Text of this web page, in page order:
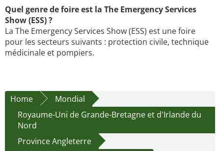
Quel genre de foire est la The Emergency Services
Show (ESS) ?
La The Emergency Services Show (ESS) est une foire
pour les secteurs suivants : protection civile, technique
médicinale et pompiers.
Home
Mondial
Royaume-Uni de Grande-Bretagne et d'Irlande du
Nord
Province Angleterre